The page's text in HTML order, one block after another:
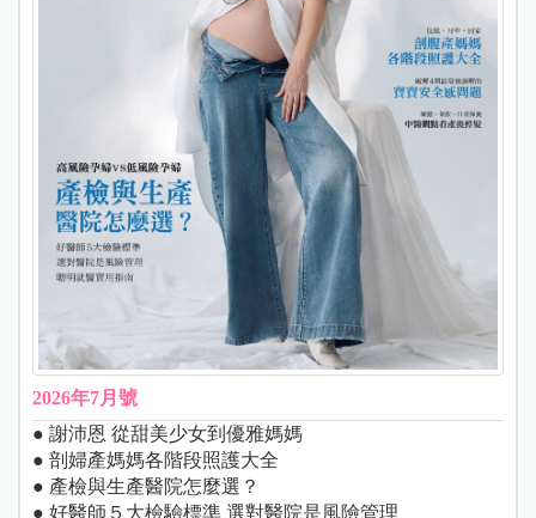
2026年7月號
● 謝沛恩 從甜美少女到優雅媽媽
● 剖婦產媽媽各階段照護大全
● 產檢與生產醫院怎麼選？
● 好醫師５大檢驗標準 選對醫院是風險管理